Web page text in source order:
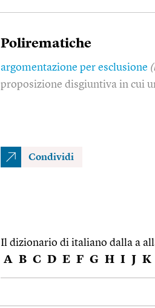
Polirematiche
argomentazione per esclusione
proposizione disgiuntiva in cui
Condividi
Il dizionario di italiano dalla a
A B C D E F G H I J K